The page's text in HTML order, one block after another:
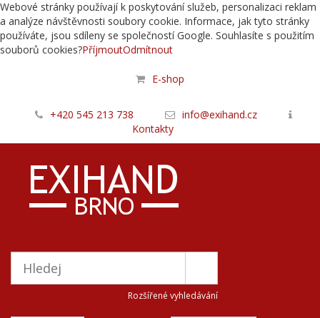
Webové stránky používají k poskytování služeb, personalizaci reklam
a analýze návštěvnosti soubory cookie. Informace, jak tyto stránky
používáte, jsou sdíleny se společností Google. Souhlasíte s použitím
souborů cookies?PříjmoutOdmítnout
E-shop
+420 545 213 738
info@exihand.cz
Kontakty
Rozšířené vyhledávání